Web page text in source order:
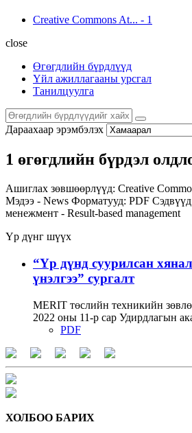
Creative Commons At... - 1
close
Өгөгдлийн бүрдлүүд
Үйл ажиллагааны урсгал
Танилцуулга
Дараахаар эрэмбэлэх
1 өгөгдлийн бүрдэл
Ашиглах зөвшөөрлүүд: Creative
Мэдээ - News Форматууд: PDF
менежмент - Result-based management
Үр дүнг шүүх
“Үр дүнд суурилсан
үнэлгээ” сургалт
MERIT төслийн техникийн
2022 оны 11-р сар Удирдлагын
PDF
ХОЛБОО БАРИХ